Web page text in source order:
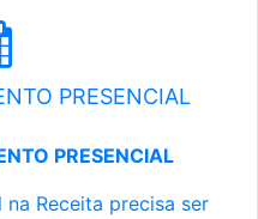
PRESENCIAL
PRESENCIAL
Receita precisa ser